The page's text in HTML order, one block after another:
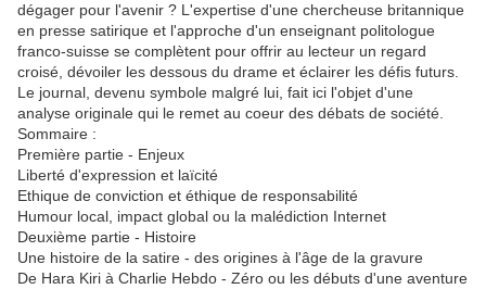
dégager pour l'avenir ? L'expertise d'une chercheuse britannique
en presse satirique et l'approche d'un enseignant politologue
franco-suisse se complètent pour offrir au lecteur un regard
croisé, dévoiler les dessous du drame et éclairer les défis futurs.
Le journal, devenu symbole malgré lui, fait ici l'objet d'une
analyse originale qui le remet au coeur des débats de société.
Sommaire :
Première partie - Enjeux
Liberté d'expression et laïcité
Ethique de conviction et éthique de responsabilité
Humour local, impact global ou la malédiction Internet
Deuxième partie - Histoire
Une histoire de la satire - des origines à l'âge de la gravure
De Hara Kiri à Charlie Hebdo - Zéro ou les débuts d'une aventure